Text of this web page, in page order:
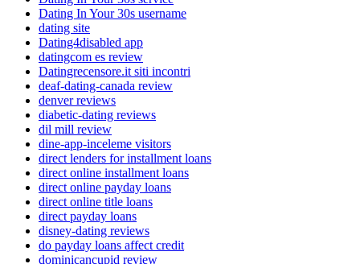
Dating In Your 30s username
dating site
Dating4disabled app
datingcom es review
Datingrecensore.it siti incontri
deaf-dating-canada review
denver reviews
diabetic-dating reviews
dil mill review
dine-app-inceleme visitors
direct lenders for installment loans
direct online installment loans
direct online payday loans
direct online title loans
direct payday loans
disney-dating reviews
do payday loans affect credit
dominicancupid review